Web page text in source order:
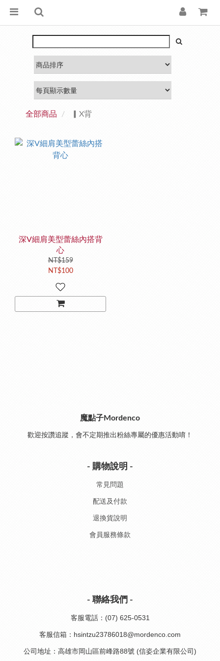
全部商品 ▎X背
深V細肩美型蕾絲內搭背
心
NT$159
NT$100
魔點子Mordenco
歡迎按讚追蹤，會不定期推出粉絲專屬的優惠活動唷！
- 購物說明 -
常見問題
配送及付款
退換貨說明
會員服務條款
- 聯絡我們 -
客服電話：(07) 625-0531
客服信箱：hsintzu23786018@mordenco.com
公司地址：高雄市岡山區前峰路88號 (信姿企業有限公司)